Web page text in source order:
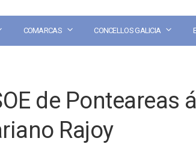
COMARCAS CONCELLOS GALICIA
de Ponteareas
Rajoy